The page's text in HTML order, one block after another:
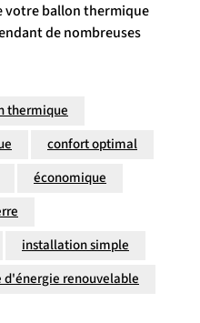
votre ballon thermique
de nombreuses
thermique
confort optimal
économique
installation simple
d'énergie renouvelable